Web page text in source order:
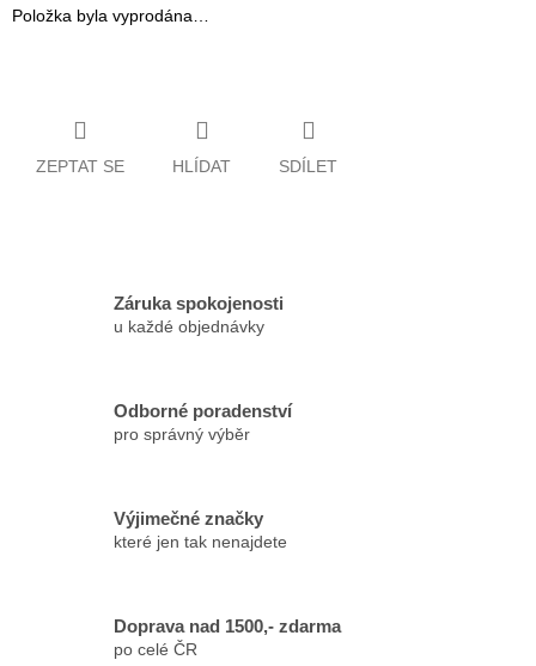
Přihlášení
Položka byla vyprodána…
ZEPTAT SE HLÍDAT SDÍLET
Záruka spokojenosti
u každé objednávky
Odborné poradenství
pro správný výběr
Výjimečné značky
které jen tak nenajdete
Doprava nad 1500,- zdarma
po celé ČR